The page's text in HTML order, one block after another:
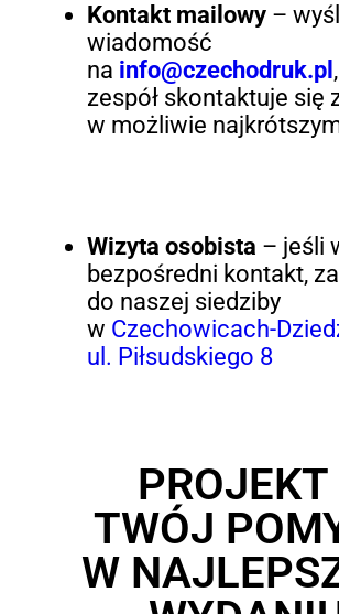
Kontakt mailowy–
wiadomość
na info@czechodruk.pl
zespół skontaktuje się
w możliwie
Wizyta osobista – jeśli
bezpośredni kontakt,
do naszej siedziby
w Czechowicach-
ul. Piłsudskiego 8
PROJEKT
TWÓJ
W